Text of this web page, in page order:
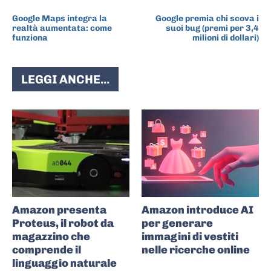
Google Maps integra la
realtà aumentata: come
funziona
Google premia chi scova i
suoi bug (premi per 3,4
milioni di dollari)
LEGGI ANCHE...
Amazon presenta
Proteus, il robot da
magazzino che
comprende il
linguaggio naturale
Amazon introduce AI
per generare
immagini di vestiti
nelle ricerche online